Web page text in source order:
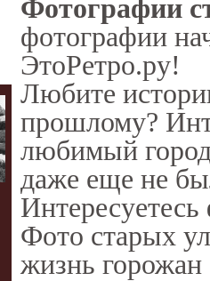
Фотографии
фотографии
ЭтоРетро.ру!
Любите
прошлому?
любимый
даже еще не
Интересуетесь
Фото старых
жизнь горожан